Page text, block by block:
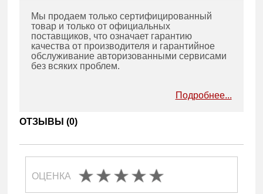
Мы продаем только сертифицированный
товар и только от официальных
поставщиков, что означает гарантию
качества от производителя и гарантийное
обслуживание авторизованными сервисами
без всяких проблем.
Подробнее...
ОТЗЫВЫ (0)
ОЦЕНКА